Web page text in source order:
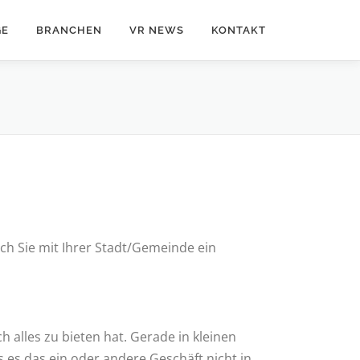
BRANCHEN VR NEWS KONTAKT
Sie mit Ihrer Stadt/Gemeinde ein
alles zu bieten hat. Gerade in kleinen